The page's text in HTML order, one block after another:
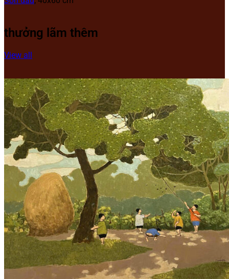
thưởng lãm thêm
View all